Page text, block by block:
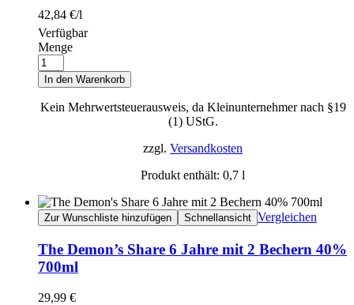
42,84 €/l
Verfügbar
Menge
In den Warenkorb
Kein Mehrwertsteuerausweis, da Kleinunternehmer nach §19
(1) UStG.
zzgl. Versandkosten
Produkt enthält: 0,7 l
Zur Wunschliste hinzufügen Schnellansicht Vergleichen
The Demon’s Share 6 Jahre mit 2 Bechern 40%
700ml
29,99 €